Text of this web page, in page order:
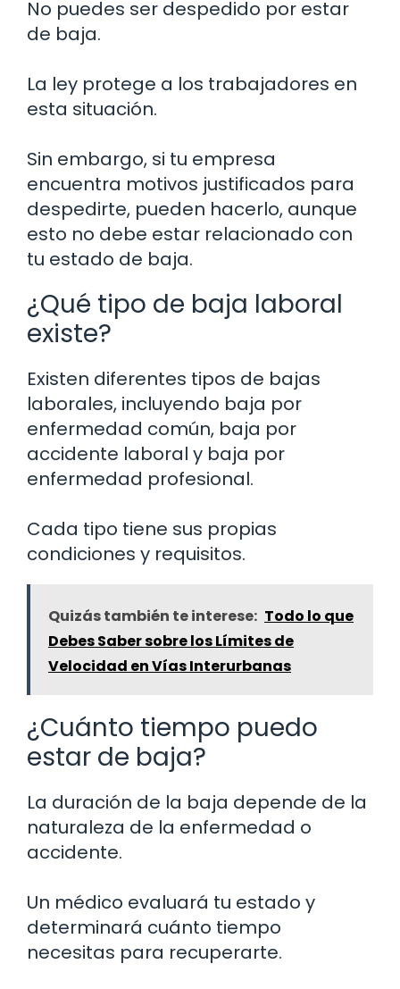
No puedes ser despedido por estar
de baja.
La ley protege a los trabajadores en
esta situación.
Sin embargo, si tu empresa
encuentra motivos justificados para
despedirte, pueden hacerlo, aunque
esto no debe estar relacionado con
tu estado de baja.
¿Qué tipo de baja laboral
existe?
Existen diferentes tipos de bajas
laborales, incluyendo baja por
enfermedad común, baja por
accidente laboral y baja por
enfermedad profesional.
Cada tipo tiene sus propias
condiciones y requisitos.
Quizás también te interese: Todo lo que
Debes Saber sobre los Límites de
Velocidad en Vías Interurbanas
¿Cuánto tiempo puedo
estar de baja?
La duración de la baja depende de la
naturaleza de la enfermedad o
accidente.
Un médico evaluará tu estado y
determinará cuánto tiempo
necesitas para recuperarte.